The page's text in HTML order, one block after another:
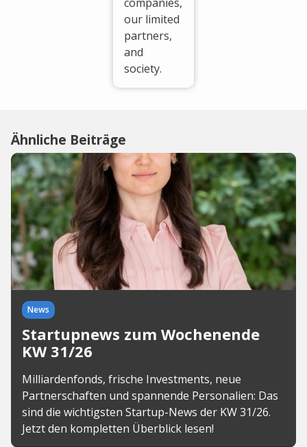
our limited
partners,
and
society.
Ähnliche Beiträge
News
Startupnews zum Wochenende
KW 31/26
Milliardenfonds, frische Investments, neue
Partnerschaften und spannende Personalien: Das
sind die wichtigsten Startup-News der KW 31/26.
Jetzt den kompletten Überblick lesen!